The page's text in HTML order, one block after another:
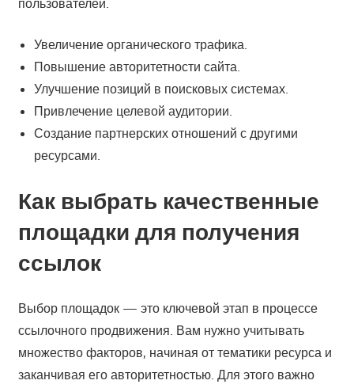
пользователей.
Увеличение органического трафика.
Повышение авторитетности сайта.
Улучшение позиций в поисковых системах.
Привлечение целевой аудитории.
Создание партнерских отношений с другими
ресурсами.
Как выбрать качественные
площадки для получения
ссылок
Выбор площадок — это ключевой этап в процессе
ссылочного продвижения. Вам нужно учитывать
множество факторов, начиная от тематики ресурса и
заканчивая его авторитетностью. Для этого важно